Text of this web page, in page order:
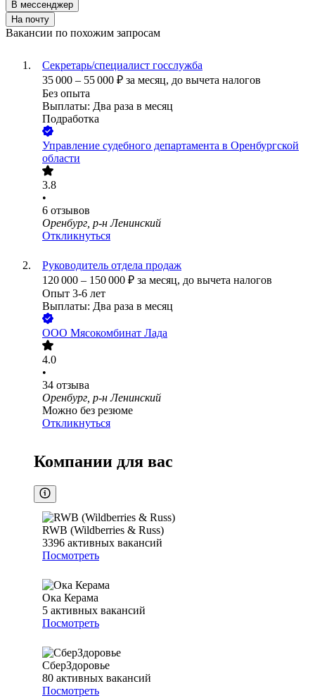
В мессенджер
На почту
Вакансии по похожим запросам
Секретарь/специалист госслужба
35 000 – 55 000 ₽ за месяц, до вычета налогов
Без опыта
Выплаты: Два раза в месяц
Подработка
Управление судебного департамента в Оренбургской
области
3.8
•
6 отзывов
Оренбург, р-н Ленинский
Откликнуться
Руководитель отдела продаж
120 000 – 150 000 ₽ за месяц, до вычета налогов
Опыт 3-6 лет
Выплаты: Два раза в месяц
ООО Мясокомбинат Лада
4.0
•
34 отзыва
Оренбург, р-н Ленинский
Можно без резюме
Откликнуться
Компании для вас
RWB (Wildberries & Russ)
3396 активных вакансий
Посмотреть
Ока Керама
5 активных вакансий
Посмотреть
СберЗдоровье
80 активных вакансий
Посмотреть